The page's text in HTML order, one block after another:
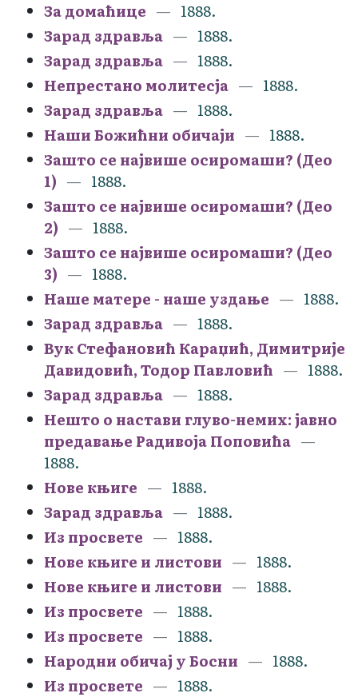
За домаћице
1888.
Зарад здравља
1888.
Зарад здравља
1888.
Непрестано молитесја
1888.
Зарад здравља
1888.
Наши Божићни обичаји
1888.
Зашто се највише осиромаши? (Део
1)
1888.
Зашто се највише осиромаши? (Део
2)
1888.
Зашто се највише осиромаши? (Део
3)
1888.
Наше матере - наше уздање
1888.
Зарад здравља
1888.
Вук Стефановић Караџић, Димитрије
Давидовић, Тодор Павловић
1888.
Зарад здравља
1888.
Нешто о настави глуво-немих: јавно
предавање Радивоја Поповића
1888.
Нове књиге
1888.
Зарад здравља
1888.
Из просвете
1888.
Нове књиге и листови
1888.
Нове књиге и листови
1888.
Из просвете
1888.
Из просвете
1888.
Народни обичај у Босни
1888.
Из просвете
1888.